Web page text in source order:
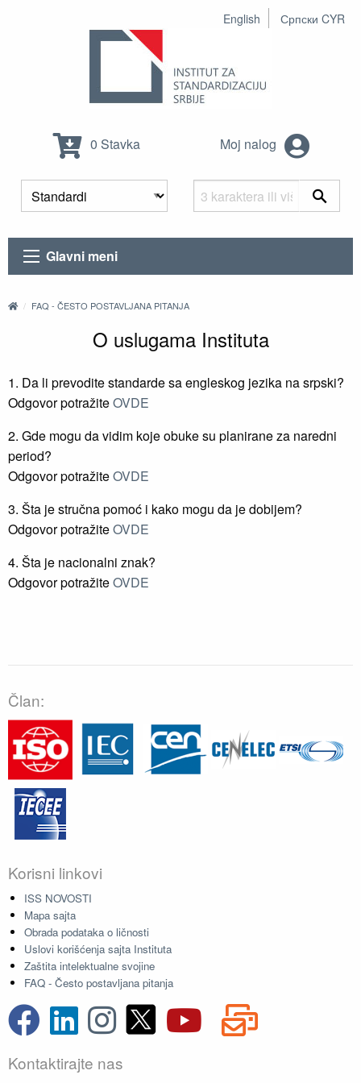
English Српски CYR
0 Stavka Moj nalog
Glavni meni
FAQ - ČESTO POSTAVLJANA PITANJA
O uslugama Instituta
1. Da li prevodite standarde sa engleskog jezika na srpski?
Odgovor potražiteOVDE
2. Gde mogu da vidim koje obuke su planirane za naredni
period?
Odgovor potražiteOVDE
3. Šta je stručna pomoć i kako mogu da je dobijem?
Odgovor potražiteOVDE
4. Šta je nacionalni znak?
Odgovor potražiteOVDE
Član:
Korisni linkovi
ISS NOVOSTI
Mapa sajta
Obrada podataka o ličnosti
Uslovi korišćenja sajta Instituta
Zaštita intelektualne svojine
FAQ - Često postavljana pitanja
Kontaktirajte nas